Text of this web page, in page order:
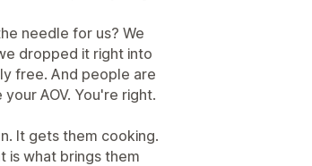
needle for us? We
dropped it right into
free. And people are
AOV. You're right.
It gets them cooking.
is what brings them